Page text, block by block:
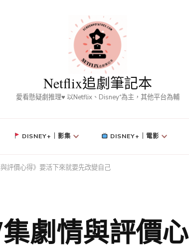
Netflix追劇筆記本
愛看懸疑劇推理♥ 以Netflix、Disney⁺為主，其他平台為輔
DISNEY+｜影集 DISNEY+｜電影
評價心得》要活下來就要先改變自己
集劇情與評價心